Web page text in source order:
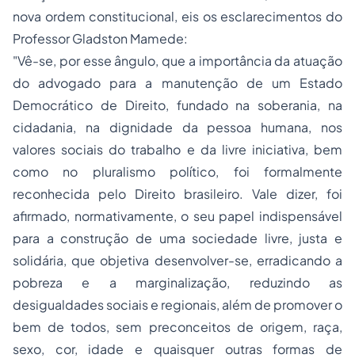
nova ordem constitucional, eis os esclarecimentos do
Professor Gladston Mamede:
"Vê-se, por esse ângulo, que a importância da atuação
do advogado para a manutenção de um Estado
Democrático de Direito, fundado na soberania, na
cidadania, na dignidade da pessoa humana, nos
valores sociais do trabalho e da livre iniciativa, bem
como no pluralismo político, foi formalmente
reconhecida pelo Direito brasileiro. Vale dizer, foi
afirmado, normativamente, o seu papel indispensável
para a construção de uma sociedade livre, justa e
solidária, que objetiva desenvolver-se, erradicando a
pobreza e a marginalização, reduzindo as
desigualdades sociais e regionais, além de promover o
bem de todos, sem preconceitos de origem, raça,
sexo, cor, idade e quaisquer outras formas de